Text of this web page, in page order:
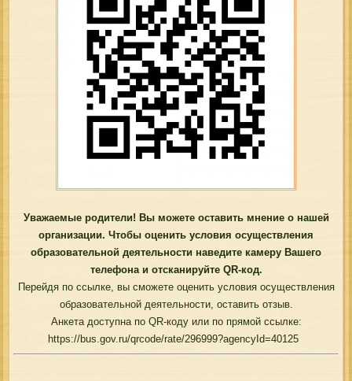
Уважаемые родители! Вы можете оставить мнение о нашей
организации. Чтобы оценить условия осуществления
образовательной деятельности наведите камеру Вашего
телефона и отсканируйте QR-код.
Перейдя по ссылке, вы сможете оценить условия осуществления
образовательной деятельности, оставить отзыв.
Анкета доступна по QR-коду или по прямой ссылке:
https://bus.gov.ru/qrcode/rate/296999?agencyId=40125